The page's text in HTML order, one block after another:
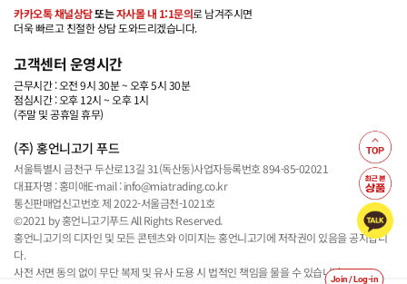
Join / Log-in
카카오톡 채널상담또는자사몰 내 1:1문의로 남겨주시면
더욱 빠르고 친절한 상담 도와드리겠습니다.
고객센터 운영시간
근무시간 : 오전 9시 30분 ~ 오후 5시 30분
점심시간 : 오후 12시 ~ 오후 1시
(주말 및 공휴일 휴무)
(주) 홍언니고기 푸드
서울특별시 금천구 두산로13길 31(독산동)사업자등록번호 894-85-02021
대표자명 : 홍미애E-mail : info@miatrading.co.kr
통신판매업신고번호 제 2022-서울금천-1021호
©2021 by 홍언니고기푸드 All Rights Reserved.
홍언니고기의 디자인 및 모든 콘텐츠와 이미지는 홍언니고기에 저작권이 있음을 공지합니
다.
사전 서면 동의 없이 무단 복제 및 유사 도용 시 법적인 책임을 물을 수 있습니다.